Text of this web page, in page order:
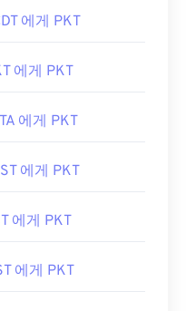
에게 PKT
에게 PKT
에게 PKT
에게 PKT
에게 PKT
에게 PKT